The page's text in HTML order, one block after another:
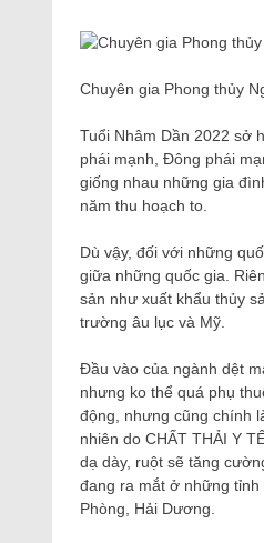
Chuyên gia Phong thủy
Tuổi Nhâm Dần 2022 sở
phái mạnh, Đông phái
giống nhau những gia
năm thu hoạch to.
Dù vậy, đối với những
giữa những quốc gia.
sản như xuất khẩu thủy
trường âu lục và Mỹ.
Đầu vào của ngành dệt
nhưng ko thể quá phụ
động, nhưng cũng chính
nhiên do CHẤT THẢI Y
dạ dày, ruột sẽ tăng
đang ra mắt ở những
Phòng, Hải Dương.